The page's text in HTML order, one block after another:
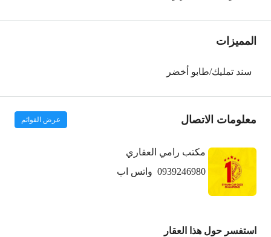
المميزات
سند تمليك/طابو أخضر
معلومات الاتصال عرض القوائم
مكتب رامي العقاري
0939246980 واتس اب
استفسر حول هذا العقار